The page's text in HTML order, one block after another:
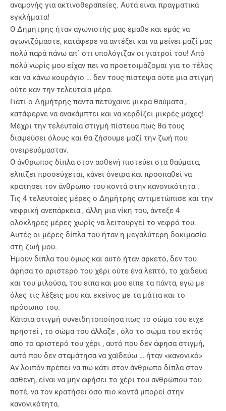
αναμονής για ακτινοθεραπείες. Αυτά είναι πραγματικά
εγκλήματα!
Ο Δημήτρης ήταν αγωνιστής μας έμαθε και εμάς να
αγωνιζόμαστε, κατάφερε να αντέξει και να μείνει μαζί μας
πολύ παρά πάνω απ´ ότι υπολόγιζαν οι γιατροί του! Από
πολύ νωρίς μου είχαν πει να προετοιμάζομαι για το τέλος
και να κάνω κουράγιο … δεν τους πίστεψα ούτε μια στιγμή
ούτε καν την τελευταία μέρα.
Γιατί ο Δημήτρης πάντα πετύχαινε μικρά θαύματα ,
κατάφερνε να ανακάμπτει και να κερδίζει μικρές μάχες!
Μέχρι την τελευταία στιγμή πίστευα πως θα τους
διαψεύσει όλους και θα ζήσουμε μαζί την ζωή που
ονειρευόμασταν.
Ο άνθρωπος δίπλα στον ασθενή πιστεύει στα θαύματα,
ελπίζει προσεύχεται, κάνει όνειρα και προσπαθεί να
κρατήσει τον άνθρωπο του κοντά στην κανονικότητα .
Τις 4 τελευταίες μέρες ο Δημήτρης αντιμετώπισε και την
νεφρική ανεπάρκεια , άλλη μια νίκη του, άντεξε 4
ολόκληρες μέρες χωρίς να λειτουργεί το νεφρό του.
Αυτές οι μέρες δίπλα του ήταν η μεγαλύτερη δοκιμασία
στη ζωή μου.
Ήμουν δίπλα του όμως και αυτό ήταν αρκετό, δεν του
άφησα το αριστερό του χέρι ούτε ένα λεπτό, το χάιδευα
και του μιλούσα, του είπα και μου είπε τα πάντα, εγώ με
όλες τις λέξεις μου και εκείνος με τα μάτια και το
πρόσωπο του.
Κάποια στιγμή συνειδητοποίησα πως το σώμα του είχε
πρηστεί , το σώμα του άλλαζε , όλο το σώμα του εκτός
από το αριστερό του χέρι , αυτό που δεν άφησα στιγμή,
αυτό που δεν σταμάτησα να χαϊδεύω … ήταν «κανονικό»
Αν λοιπόν πρέπει να πω κάτι στον άνθρωπο δίπλα στον
ασθενή, είναι να μην αφήσει το χέρι του ανθρώπου του
ποτέ, να τον κρατήσει όσο πιο κοντά μπορεί στην
κανονικότητα.